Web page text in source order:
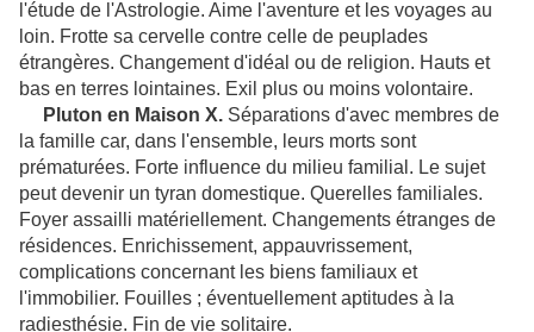
l'étude de l'Astrologie. Aime l'aventure et les voyages au
loin. Frotte sa cervelle contre celle de peuplades
étrangères. Changement d'idéal ou de religion. Hauts et
bas en terres lointaines. Exil plus ou moins volontaire.
Pluton en Maison X. Séparations d'avec membres de
la famille car, dans l'ensemble, leurs morts sont
prématurées. Forte influence du milieu familial. Le sujet
peut devenir un tyran domestique. Querelles familiales.
Foyer assailli matériellement. Changements étranges de
résidences. Enrichissement, appauvrissement,
complications concernant les biens familiaux et
l'immobilier. Fouilles ; éventuellement aptitudes à la
radiesthésie. Fin de vie solitaire.